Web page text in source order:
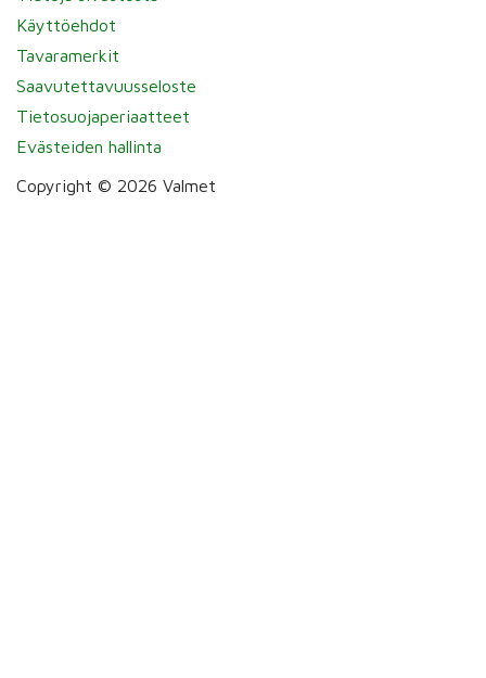
Käyttöehdot
Tavaramerkit
Saavutettavuusseloste
Tietosuojaperiaatteet
Evästeiden hallinta
Copyright © 2026 Valmet